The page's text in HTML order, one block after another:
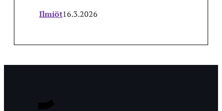
Ilmiöt16.3.2026